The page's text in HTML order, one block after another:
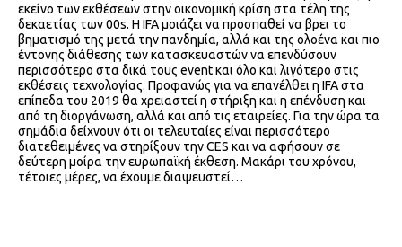
εκείνο των εκθέσεων στην οικονομική κρίση στα τέλη της
δεκαετίας των 00s. Η IFA μοιάζει να προσπαθεί να βρει το
βηματισμό της μετά την πανδημία, αλλά και της ολοένα και πιο
έντονης διάθεσης των κατασκευαστών να επενδύσουν
περισσότερο στα δικά τους event και όλο και λιγότερο στις
εκθέσεις τεχνολογίας. Προφανώς για να επανέλθει η IFA στα
επίπεδα του 2019 θα χρειαστεί η στήριξη και η επένδυση και
από τη διοργάνωση, αλλά και από τις εταιρείες. Για την ώρα τα
σημάδια δείχνουν ότι οι τελευταίες είναι περισσότερο
διατεθειμένες να στηρίξουν την CES και να αφήσουν σε
δεύτερη μοίρα την ευρωπαϊκή έκθεση. Μακάρι του χρόνου,
τέτοιες μέρες, να έχουμε διαψευστεί…